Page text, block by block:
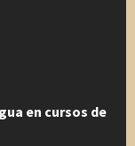
en cursos de